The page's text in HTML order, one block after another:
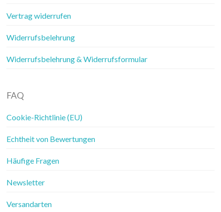
Vertrag widerrufen
Widerrufsbelehrung
Widerrufsbelehrung & Widerrufsformular
FAQ
Cookie-Richtlinie (EU)
Echtheit von Bewertungen
Häufige Fragen
Newsletter
Versandarten